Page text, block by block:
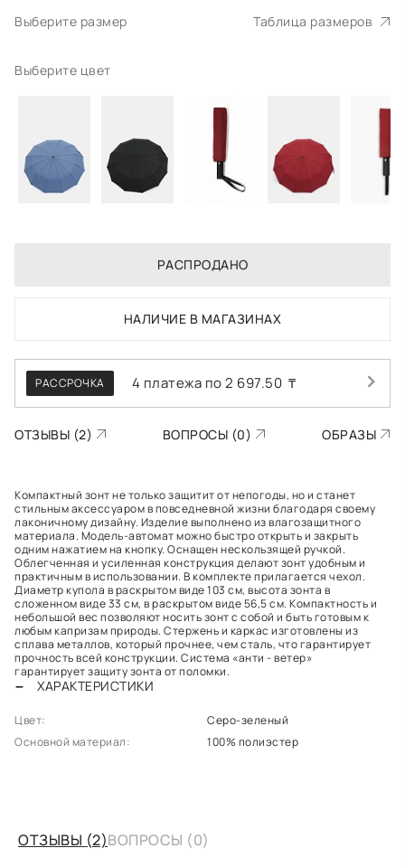
Выберите размер Таблица размеров
Выберите цвет
РАСПРОДАНО
НАЛИЧИЕ В МАГАЗИНАХ
РАССРОЧКА 4 платежа по2 697.50 ₸
ОТЗЫВЫ (2) ВОПРОСЫ (0) ОБРАЗЫ
Компактный зонт не только защитит от непогоды, но и станет
стильным аксессуаром в повседневной жизни благодаря своему
лаконичному дизайну. Изделие выполнено из влагозащитного
материала. Модель-автомат можно быстро открыть и закрыть
одним нажатием на кнопку. Оснащен нескользящей ручкой.
Облегченная и усиленная конструкция делают зонт удобным и
практичным в использовании. В комплекте прилагается чехол.
Диаметр купола в раскрытом виде 103 см, высота зонта в
сложенном виде 33 см, в раскрытом виде 56,5 см. Компактность и
небольшой вес позволяют носить зонт с собой и быть готовым к
любым капризам природы. Стержень и каркас изготовлены из
сплава металлов, который прочнее, чем сталь, что гарантирует
прочность всей конструкции. Система «анти - ветер»
гарантирует защиту зонта от поломки.
ХАРАКТЕРИСТИКИ
Цвет:
Серо-зеленый
Основной материал:
100% полиэстер
ОТЗЫВЫ (2)ВОПРОСЫ (0)